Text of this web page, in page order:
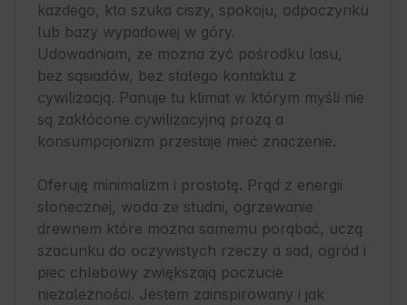
każdego, kto szuka ciszy, spokoju, odpoczynku
lub bazy wypadowej w góry.
Udowadniam, że można żyć pośrodku lasu,
bez sąsiadów, bez stałego kontaktu z
cywilizacją. Panuje tu klimat w którym myśli nie
są zakłócone cywilizacyjną prozą a
konsumpcjonizm przestaje mieć znaczenie.
Oferuję minimalizm i prostotę. Prąd z energii
słonecznej, woda ze studni, ogrzewanie
drewnem które można samemu porąbać, uczą
szacunku do oczywistych rzeczy a sad, ogród i
piec chlebowy zwiększają poczucie
niezależności. Jestem zainspirowany i jak